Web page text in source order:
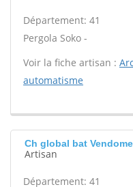
Département: 41
Pergola Soko -
Voir la fiche artisan :
automatisme
Ch global bat Vendome
Artisan
Département: 41